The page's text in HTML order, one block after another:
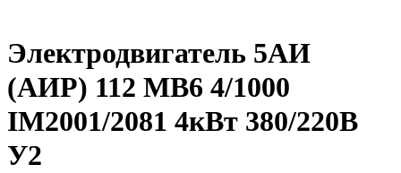
Электродвигатель 5АИ
(АИР) 112 MВ6 4/1000
IM2001/2081 4кВт 380/220В
У2